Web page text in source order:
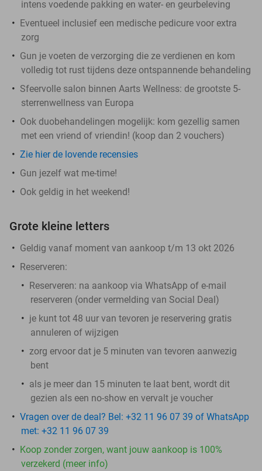
intens voedende pakking en water- en geurbeleving
Eventueel inclusief een medische pedicure voor extra
zorg
Gun je voeten de verzorging die ze verdienen en kom
volledig tot rust tijdens deze ontspannende behandeling
Sfeervolle salon binnen Aarts Wellness: de grootste 5-
sterrenwellness van Europa
Ook duobehandelingen mogelijk: kom gezellig samen
met een vriend of vriendin! (koop dan 2 vouchers)
Zie hier de lovende recensies
Gun jezelf wat me-time!
Ook geldig in het weekend!
Grote kleine letters
Geldig vanaf moment van aankoop t/m 13 okt 2026
Reserveren:
Reserveren: na aankoop via WhatsApp of e-mail
reserveren (onder vermelding van Social Deal)
je kunt tot 48 uur van tevoren je reservering gratis
annuleren of wijzigen
zorg ervoor dat je 5 minuten van tevoren aanwezig
bent
als je meer dan 15 minuten te laat bent, wordt dit
gezien als een no-show en vervalt je voucher
Vragen over de deal? Bel: +32 11 96 07 39 of WhatsApp
met: +32 11 96 07 39
Koop zonder zorgen, want jouw aankoop is 100%
verzekerd (meer info)